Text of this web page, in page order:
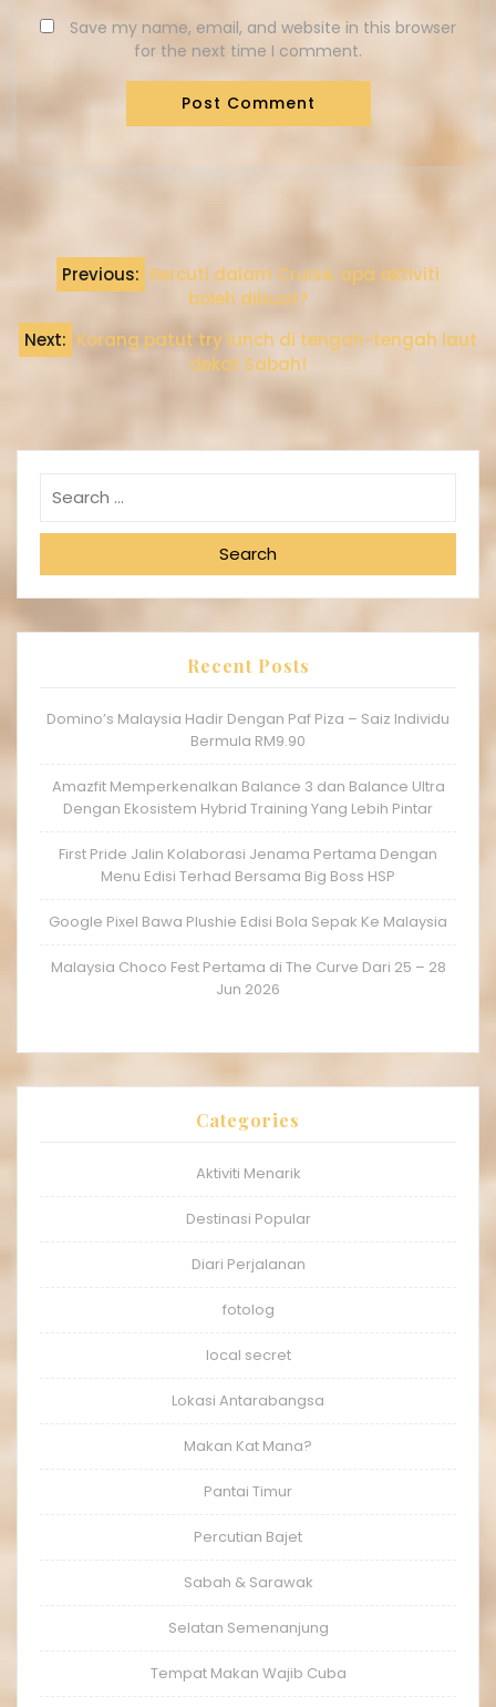
Save my name, email, and website in this browser
for the next time I comment.
Previous: Bercuti dalam Cruise, apa aktiviti
boleh dibuat?
Next: Korang patut try lunch di tengah-tengah laut
dekat Sabah!
Search
Recent Posts
Domino’s Malaysia Hadir Dengan Paf Piza – Saiz Individu
Bermula RM9.90
Amazfit Memperkenalkan Balance 3 dan Balance Ultra
Dengan Ekosistem Hybrid Training Yang Lebih Pintar
First Pride Jalin Kolaborasi Jenama Pertama Dengan
Menu Edisi Terhad Bersama Big Boss HSP
Google Pixel Bawa Plushie Edisi Bola Sepak Ke Malaysia
Malaysia Choco Fest Pertama di The Curve Dari 25 – 28
Jun 2026
Categories
Aktiviti Menarik
Destinasi Popular
Diari Perjalanan
fotolog
local secret
Lokasi Antarabangsa
Makan Kat Mana?
Pantai Timur
Percutian Bajet
Sabah & Sarawak
Selatan Semenanjung
Tempat Makan Wajib Cuba